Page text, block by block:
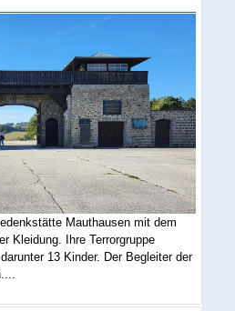
Mauthausen mit dem
Kleidung. Ihre Terrorgruppe
13 Kinder. Der Begleiter der